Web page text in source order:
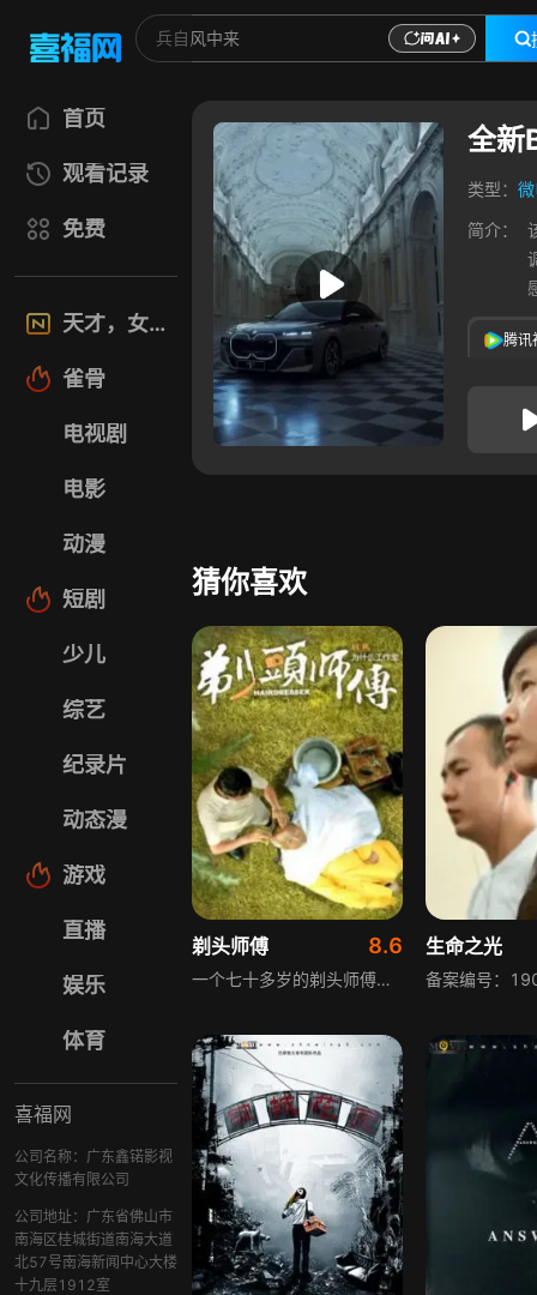
首页
观看记录
免费
天才，女友
雀骨
电视剧
电影
动漫
短剧
少儿
综艺
纪录片
动态漫
游戏
直播
娱乐
体育
喜福网
公司名称：广东鑫锘影视
文化传播有限公司
公司地址：广东省佛山市
南海区桂城街道南海大道
北57号南海新闻中心大楼
十九层1912室
全新
类型：
简介：
腾讯
猜你喜欢
剃头师傅 8.6
一个七十多岁的剃头师傅去世后，他四十多岁的儿子，不想再和父亲一样继续做剃头师傅了，于是答应邻里最后为大家剃一次头。但他为其中一位顾客剃头后，没过几天就去世了。之后，剃头师傅的儿子，看到顾客的儿子找到了他父亲给他留的遗产后，剃头师傅的儿子也去寻找父亲为自己留下的遗产，最后在床底下的一个小铁盒中，找到了他父亲每年生日为他剃下的头发的故事。
生命之光